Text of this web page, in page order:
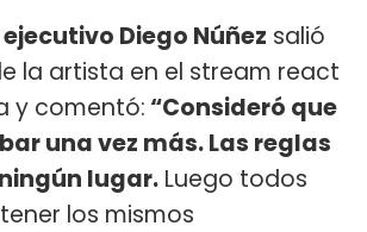
Diego Núñez salió
la artista en el stream react
y comentó: “Consideró que
una vez más. Las reglas
lugar. Luego todos
los mismos